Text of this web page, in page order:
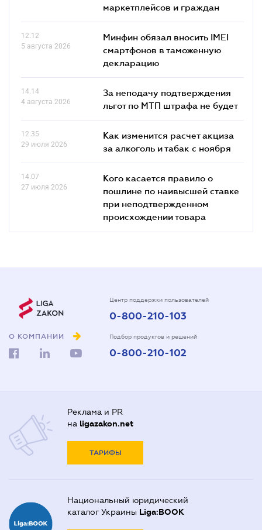
маркетплейсов и граждан
12.12
5 августа 2026
Минфин обязал вносить IMEI
смартфонов в таможенную
декларацию
14.14
4 августа 2026
За неподачу подтверждения
льгот по МТП штрафа не будет
12.35
29 июля 2026
Как изменится расчет акциза
за алкоголь и табак с ноября
14.07
27 июля 2026
Кого касается правило о
пошлине по наивысшей ставке
при неподтвержденном
происхождении товара
О КОМПАНИИ
Центр поддержки пользователей
0-800-210-103
Подбор продуктов и решений
0-800-210-102
Реклама и PR
на ligazakon.net
ТАРИФЫ
Национальный юридический
каталог Украины Liga:BOOK